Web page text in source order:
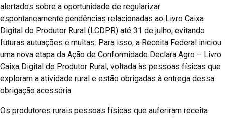
alertados sobre a oportunidade de regularizar
espontaneamente pendências relacionadas ao Livro Caixa
Digital do Produtor Rural (LCDPR) até 31 de julho, evitando
futuras autuações e multas. Para isso, a Receita Federal iniciou
uma nova etapa da Ação de Conformidade Declara Agro – Livro
Caixa Digital do Produtor Rural, voltada às pessoas físicas que
exploram a atividade rural e estão obrigadas à entrega dessa
obrigação acessória.
Os produtores rurais pessoas físicas que auferiram receita